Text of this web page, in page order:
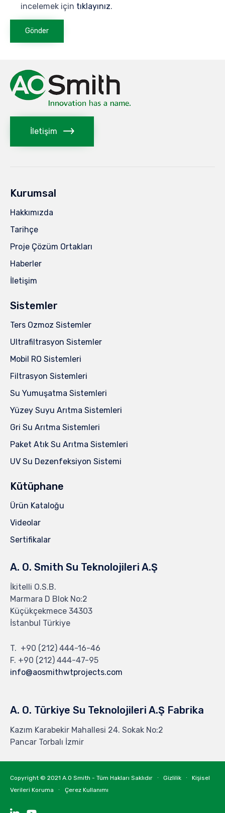
incelemek için tıklayınız.
İletişim
Kurumsal
Hakkımızda
Tarihçe
Proje Çözüm Ortakları
Haberler
İletişim
Sistemler
Ters Ozmoz Sistemler
Ultrafiltrasyon Sistemler
Mobil RO Sistemleri
Filtrasyon Sistemleri
Su Yumuşatma Sistemleri
Yüzey Suyu Arıtma Sistemleri
Gri Su Arıtma Sistemleri
Paket Atık Su Arıtma Sistemleri
UV Su Dezenfeksiyon Sistemi
Kütüphane
Ürün Kataloğu
Videolar
Sertifikalar
A. O. Smith Su Teknolojileri A.Ş
İkitelli O.S.B.
Marmara D Blok No:2
Küçükçekmece 34303
İstanbul Türkiye
T. +90 (212) 444-16-46
F. +90 (212) 444-47-95
info@aosmithwtprojects.com
A. O. Türkiye Su Teknolojileri A.Ş Fabrika
Kazım Karabekir Mahallesi 24. Sokak No:2
Pancar Torbalı İzmir
Copyright © 2021 A.O Smith - Tüm Hakları Saklıdır ∙ Gizlilik ∙ Kişisel
Verileri Koruma ∙ Çerez Kullanımı